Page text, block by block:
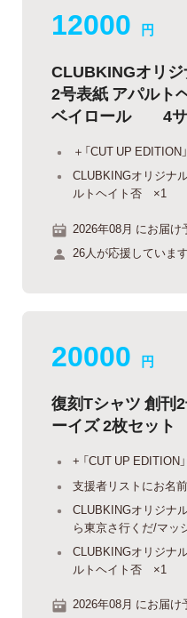
12000 円
CLUBKINGオリ
2号表紙 アパルト
ベイロール 4サ
＋「CUT UP
CLUBKINGオリジナ
ルトヘイト否 ×1
2026年08月 にお届け
26人が応援しています
20000 円
復刻Tシャツ 創刊
ーイズ 2枚セット
+ 「CUT UP EDITION
支援者リストにお名前
CLUBKINGオリジナ
ら東京さ行くだ/マッ
CLUBKINGオリジナ
ルトヘイト否 ×1
2026年08月 にお届け